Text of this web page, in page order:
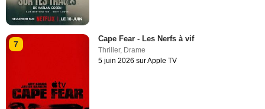
7
Cape Fear - Les Nerfs à vif
Thriller, Drame
5 juin 2026 sur Apple TV